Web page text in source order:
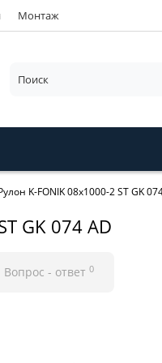
Монтаж
K-FONIK 08x1000-2 ST GK
GK 074 AD
Вопрос - ответ 0